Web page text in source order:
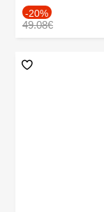
-20%
49.08€